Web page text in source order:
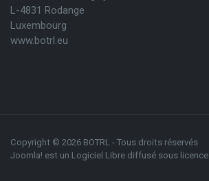
L-4831 Rodange
Luxembourg
www.botrl.eu
Copyright © 2026 BOTRL - Tous droits réservés
Joomla! est un Logiciel Libre diffusé sous licence